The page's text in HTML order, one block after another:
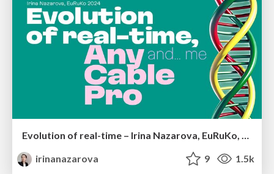
Evolution of real-time – Irina Nazarova, EuRuKo, 2024
irinanazarova
9 1.5k